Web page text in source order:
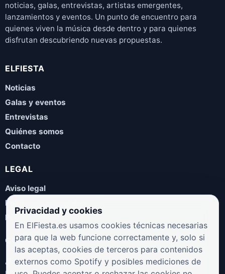
noticias, galas, entrevistas, artistas emergentes,
lanzamientos y eventos. Un punto de encuentro para
quienes viven la música desde dentro y para quienes
disfrutan descubriendo nuevas propuestas.
ELFIESTA
Noticias
Galas y eventos
Entrevistas
Quiénes somos
Contacto
LEGAL
Aviso legal
Política de privacidad
Política de cookies
COLABORA
¿Eres artista, manager, sello o promotor? Envíanos tus
Privacidad y cookies
En ElFiesta.es usamos cookies técnicas necesarias
para que la web funcione correctamente y, solo si
las aceptas, cookies de terceros para contenidos
externos como Spotify y posibles mediciones de